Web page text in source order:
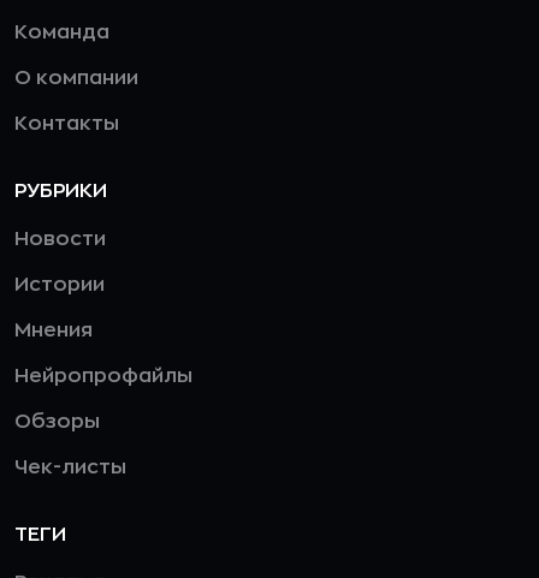
Команда
О компании
Контакты
РУБРИКИ
Новости
Истории
Мнения
Нейропрофайлы
Обзоры
Чек-листы
ТЕГИ